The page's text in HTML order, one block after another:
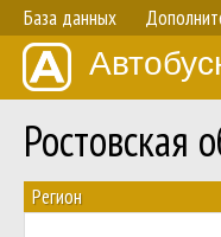
База данных
Регион